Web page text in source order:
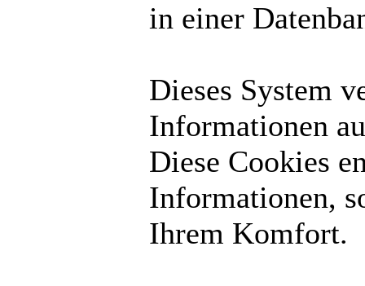
in einer
Dieses System
Informationen
Diese Cookies
Informationen,
Ihrem Komfort.